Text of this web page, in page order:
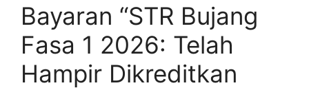
Bayaran “STR Bujang
Fasa 1 2026: Telah
Hampir Dikreditkan